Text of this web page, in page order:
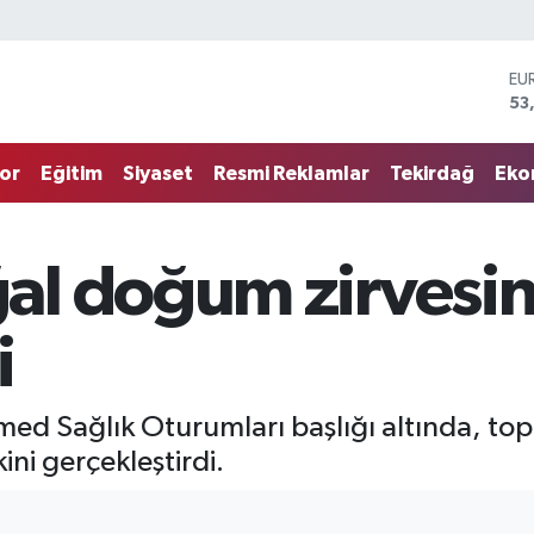
Eğitim Siyaset Resmi Reklamlar Tekirdağ
doğum
Sağlık Oturumları başlığı altında,
gerçekleştirdi.